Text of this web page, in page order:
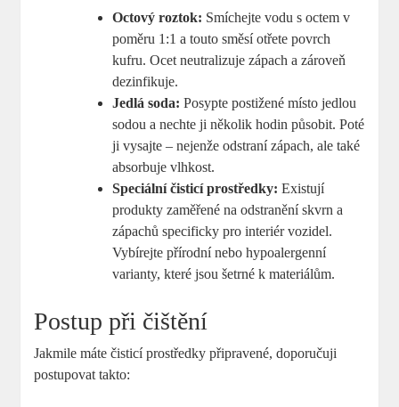
Octový roztok: Smíchejte vodu s octem v
poměru 1:1 a touto směsí otřete povrch
kufru. Ocet neutralizuje zápach a zároveň
dezinfikuje.
Jedlá soda: Posypte postižené místo jedlou
sodou a nechte ji několik hodin působit. Poté
ji vysajte – nejenže odstraní zápach, ale také
absorbuje vlhkost.
Speciální čisticí prostředky: Existují
produkty zaměřené na odstranění skvrn a
zápachů specificky pro interiér vozidel.
Vybírejte přírodní nebo hypoalergenní
varianty, které jsou šetrné k materiálům.
Postup při čištění
Jakmile máte čisticí prostředky připravené, doporučuji
postupovat takto: